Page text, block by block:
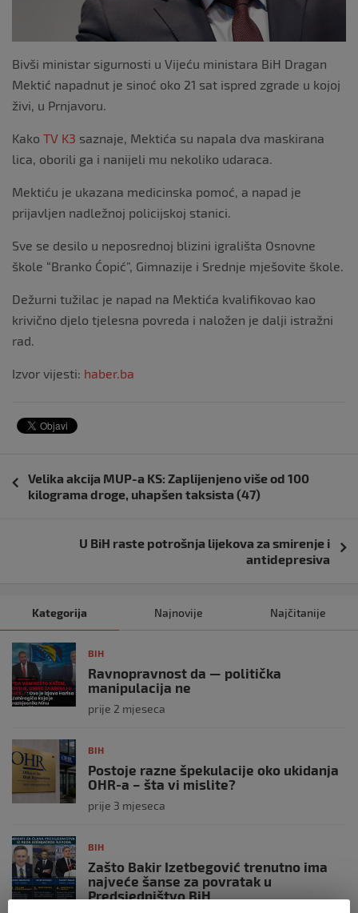
Bivši ministar sigurnosti u Vijeću ministara BiH Dragan
Mektić napadnut je sinoć oko 21 sat ispred zgrade u kojoj
živi, u Prnjavoru.
Kako TV K3 saznaje, Mektića su napala dva maskirana
lica, oborili ga i nanijeli mu nekoliko udaraca.
Mektiću je ukazana medicinska pomoć, a napad je
prijavljen nadležnoj policijskoj stanici.
Sve se desilo u neposrednoj blizini igrališta Osnovne
škole “Branko Ćopić”, Gimnazije i Srednje mješovite škole.
Dežurni tužilac je napad na Mektića kvalifikovao kao
krivično djelo tjelesna povreda i naložen je dalji istražni
rad.
Izvor vijesti: haber.ba
objava
Velika akcija MUP-a KS: Zaplijenjeno više od 100
kilograma droge, uhapšen taksista (47)
U BiH raste potrošnja lijekova za smirenje i
antidepresiva
Kategorija Najnovije Najčitanije
BIH
Ravnopravnost da — politička
manipulacija ne
prije 2 mjeseca
BIH
Postoje razne špekulacije oko ukidanja
OHR-a – šta vi mislite?
prije 3 mjeseca
BIH
Zašto Bakir Izetbegović trenutno ima
najveće šanse za povratak u
Predsjedništvo BiH